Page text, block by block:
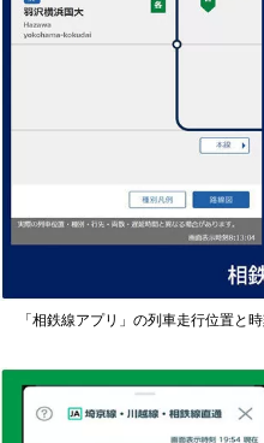
「相鉄線アプリ」の列車走行位置と